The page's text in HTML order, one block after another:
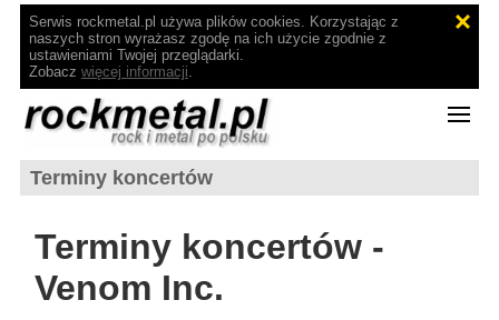
Serwis rockmetal.pl używa plików cookies. Korzystając z
naszych stron wyrażasz zgodę na ich użycie zgodnie z
ustawieniami Twojej przeglądarki.
Zobacz więcej informacji.
Terminy koncertów
Terminy koncertów -
Venom Inc.